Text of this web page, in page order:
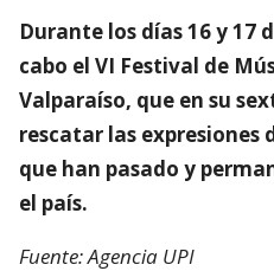
Durante los días 16 y 17
cabo el VI Festival de
Valparaíso, que en su
rescatar las
que han pasado y
el país.
Fuente: Agencia UPI